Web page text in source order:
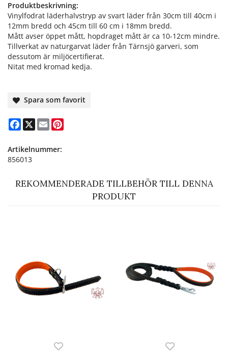
Produktbeskrivning:
Vinylfodrat läderhalvstryp av svart läder från 30cm till 40cm i
12mm bredd och 45cm till 60 cm i 18mm bredd.
Mått avser öppet mått, hopdraget mått är ca 10-12cm mindre.
Tillverkat av naturgarvat läder från Tärnsjö garveri, som
dessutom är miljöcertifierat.
Nitat med kromad kedja.
Spara som favorit
Facebook
X Email
Artikelnummer:
856013
REKOMMENDERADE TILLBEHÖR TILL DENNA
PRODUKT